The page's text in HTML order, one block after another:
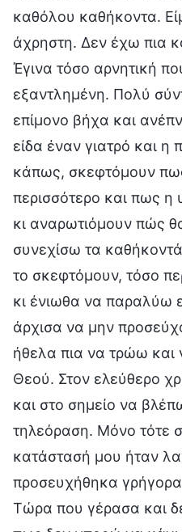
καθόλου καθήκοντα.
άχρηστη. Δεν έχω πια
Έγινα τόσο αρνητική
εξαντλημένη. Πολύ
επίμονο βήχα και
είδα έναν γιατρό και
κάπως, σκεφτόμουν
περισσότερο και πως η
κι αναρωτιόμουν πώς
συνεχίσω τα
το σκεφτόμουν, τόσο
κι ένιωθα να παραλύω
άρχισα να μην
ήθελα πια να τρώω και
Θεού. Στον ελεύθερο
και στο σημείο να
τηλεόραση. Μόνο τότε
κατάστασή μου ήταν
προσευχήθηκα
Τώρα που γέρασα και